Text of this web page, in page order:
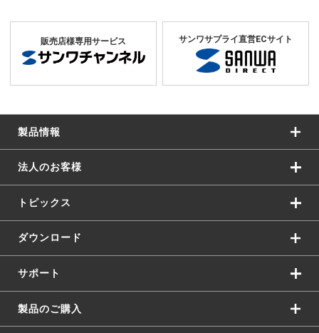
販売店様専用サービス サンワサプライ直営ECサイト
製品情報
法人のお客様
トピックス
ダウンロード
サポート
製品のご購入